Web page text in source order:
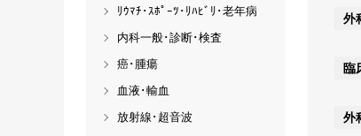
外
臨
外
ﾘｳﾏﾁ･ｽﾎﾟｰﾂ･ﾘﾊﾋﾞﾘ･老年病
内科一般･診断･検査
癌･腫瘍
血液･輸血
放射線･超音波